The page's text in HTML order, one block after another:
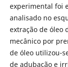
experimental foi
analisado no
extração de óleo
mecânico por
de óleo utilizou-
de adubação e